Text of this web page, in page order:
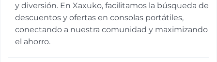
y diversión. En Xaxuko, facilitamos la búsqueda de
descuentos y ofertas en consolas portátiles,
conectando a nuestra comunidad y maximizando
el ahorro.